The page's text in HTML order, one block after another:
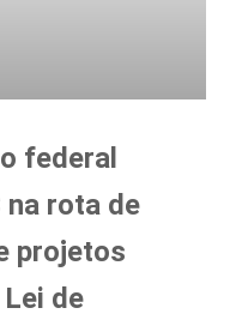
federal
na rota de
projetos
de